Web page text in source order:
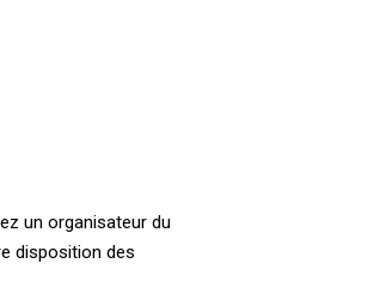
un organisateur du
disposition des